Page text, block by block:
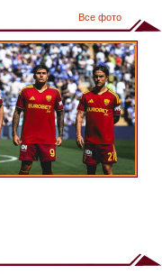
Все фото